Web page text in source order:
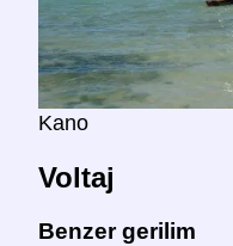
Kano
Voltaj
Benzer gerilim